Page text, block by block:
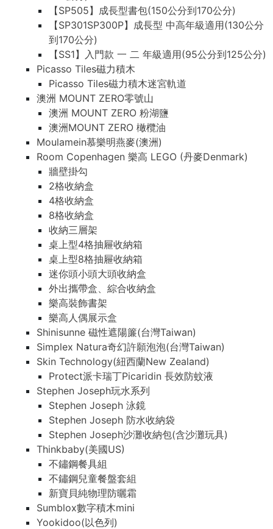
【SP505】成長型書包(150公分到170公分)
【SP301SP300P】成長型 中高年級適用(130公分
到170公分)
【SS1】入門款 一 二 年級適用(95公分到125公分)
Picasso Tiles磁力積木
Picasso Tiles磁力積木迷宮軌道
澳洲 MOUNT ZERO零號山
澳洲 MOUNT ZERO 粉湖鹽
澳洲MOUNT ZERO 橄欖油
Moulamein慕樂明燕麥(澳洲)
Room Copenhagen 樂高 LEGO (丹麥Denmark)
牆壁掛勾
2格收納盒
4格收納盒
8格收納盒
收納三層架
桌上型4格抽屜收納箱
桌上型8格抽屜收納箱
迷你頭小頭大頭收納盒
外出攜帶盒、綜合收納盒
樂高裝飾書架
樂高人偶展示盒
Shinisunne 磁性遮陽簾(台灣Taiwan)
Simplex Natura奇幻許願泡泡(台灣Taiwan)
Skin Technology(紐西蘭New Zealand)
Protect派卡瑞丁Picaridin 長效防蚊液
Stephen Joseph玩水系列
Stephen Joseph 泳鏡
Stephen Joseph 防水收納袋
Stephen Joseph沙灘收納包(含沙灘玩具)
Thinkbaby(美國US)
不鏽鋼餐具組
不鏽鋼兒童餐盤套組
新寶貝純物理防曬霜
Sumblox數字積木mini
Yookidoo(以色列)